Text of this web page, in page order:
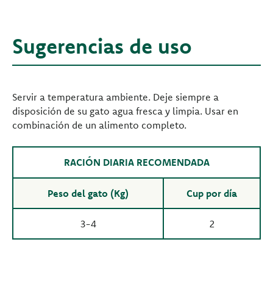
Sugerencias de uso
Servir a temperatura ambiente. Deje siempre a
disposición de su gato agua fresca y limpia. Usar en
combinación de un alimento completo.
RACIÓN DIARIA RECOMENDADA
Peso del gato (Kg) Cup por día
3-4 2